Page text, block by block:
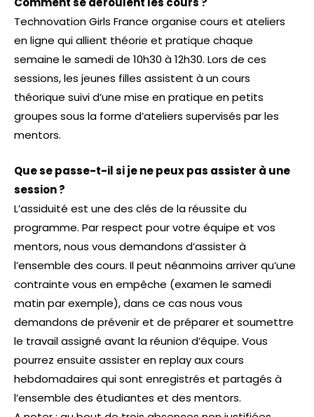
Technovation Girls France organise cours et ateliers
en ligne qui allient théorie et pratique chaque
semaine le samedi de 10h30 à 12h30. Lors de ces
sessions, les jeunes filles assistent à un cours
théorique suivi d’une mise en pratique en petits
groupes sous la forme d’ateliers supervisés par les
mentors.
Que se passe-t-il si je ne peux pas assister à une
session ?
L’assiduité est une des clés de la réussite du
programme. Par respect pour votre équipe et vos
mentors, nous vous demandons d’assister à
l’ensemble des cours. Il peut néanmoins arriver qu’une
contrainte vous en empêche (examen le samedi
matin par exemple), dans ce cas nous vous
demandons de prévenir et de préparer et soumettre
le travail assigné avant la réunion d’équipe. Vous
pourrez ensuite assister en replay aux cours
hebdomadaires qui sont enregistrés et partagés à
l’ensemble des étudiantes et des mentors.